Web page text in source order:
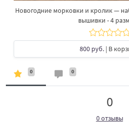
Новогодние морковки и кролик —
вышивки - 4
800 руб. | В
0 0
0
0 отзывы